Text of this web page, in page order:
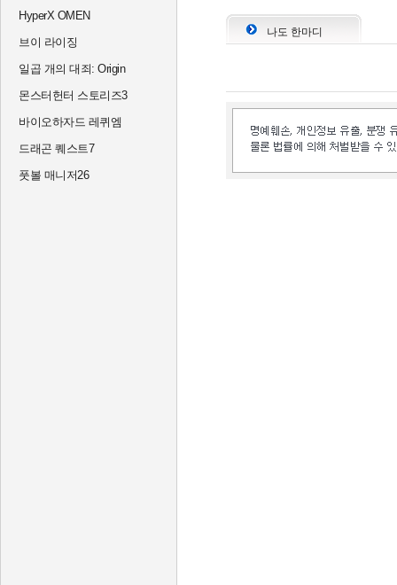
HyperX OMEN
브이 라이징
일곱 개의 대죄: Origin
몬스터헌터 스토리즈3
바이오하자드 레퀴엠
드래곤 퀘스트7
풋볼 매니저26
나도 한마디